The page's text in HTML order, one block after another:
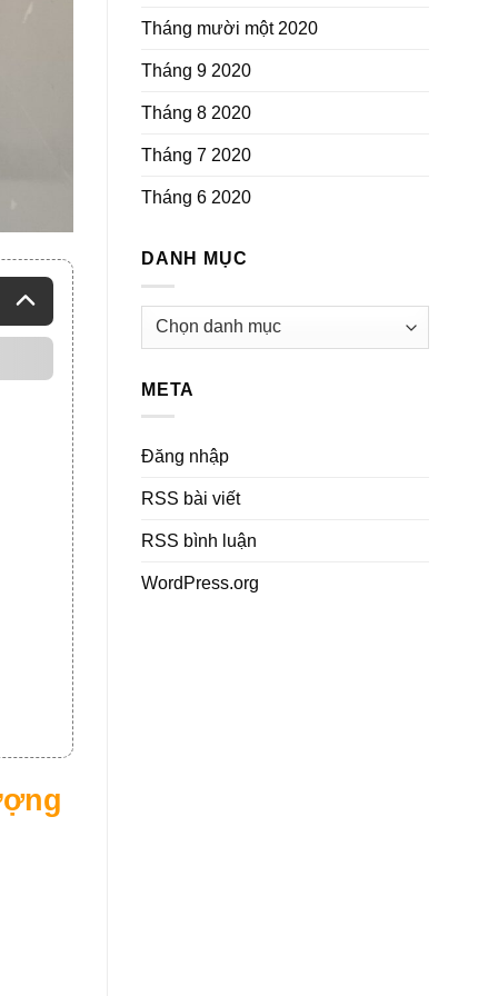
Tháng mười một 2020
Tháng 9 2020
Tháng 8 2020
Tháng 7 2020
Tháng 6 2020
DANH MỤC
Danh
META
Đăng nhập
RSS bài viết
RSS bình luận
WordPress.org